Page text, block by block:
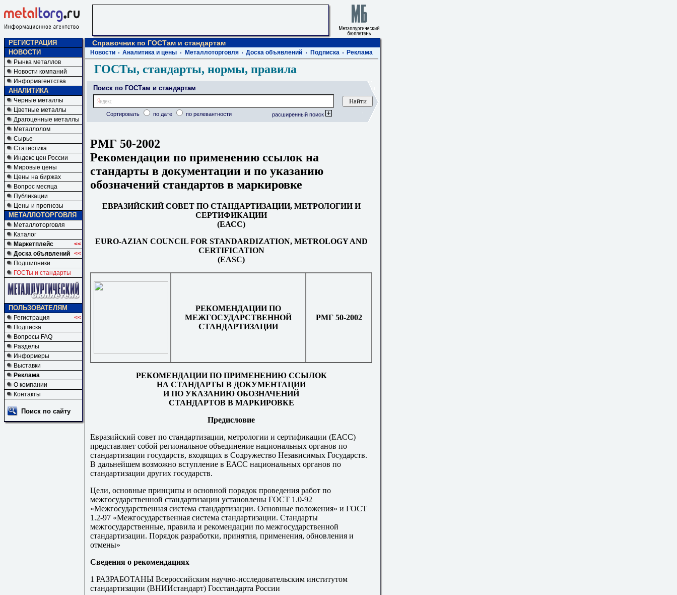
РЕГИСТРАЦИЯ
НОВОСТИ
Рынка металлов
Новости компаний
Информагентства
АНАЛИТИКА
Черные металлы
Цветные металлы
Драгоценные металлы
Металлолом
Сырье
Статистика
Индекс цен России
Мировые цены
Цены на биржах
Вопрос месяца
Публикации
Цены и прогнозы
МЕТАЛЛОТОРГОВЛЯ
Металлоторговля
Каталог
Маркетплейс
<<
Доска объявлений <<
Подшипники
ГОСТы и стандарты
ПОЛЬЗОВАТЕЛЯМ
Регистрация
<<
Подписка
Вопросы FAQ
Разделы
Информеры
Выставки
Реклама
О компании
Контакты
Поиск по сайту
Справочник по ГОСТам и стандартам
Новости Аналитика и цены Металлоторговля Доска объявлений Подписка Реклама
ГОСТы, стандарты, нормы, правила
Поиск по ГОСТам и стандартам
Сортировать по дате по релевантности расширенный поиск
РМГ 50-2002
Рекомендации по применению ссылок на
стандарты в документации и по указанию
обозначений стандартов в маркировке
ЕВРАЗИЙСКИЙ СОВЕТ ПО СТАНДАРТИЗАЦИИ, МЕТРОЛОГИИ И
СЕРТИФИКАЦИИ
(ЕАСС)
EURO-AZIAN COUNCIL FOR STANDARDIZATION, METROLOGY AND
CERTIFICATION
(EASC)
РЕКОМЕНДАЦИИ ПО
МЕЖГОСУДАРСТВЕННОЙ
СТАНДАРТИЗАЦИИ
РМГ 50-2002
РЕКОМЕНДАЦИИ ПО ПРИМЕНЕНИЮ ССЫЛОК
НА СТАНДАРТЫ В ДОКУМЕНТАЦИИ
И ПО УКАЗАНИЮ ОБОЗНАЧЕНИЙ
СТАНДАРТОВ В МАРКИРОВКЕ
Предисловие
Евразийский совет по стандартизации, метрологии и сертификации (ЕАСС)
представляет собой региональное объединение национальных органов по
стандартизации государств, входящих в Содружество Независимых Государств.
В дальнейшем возможно вступление в ЕАСС национальных органов по
стандартизации других государств.
Цели, основные принципы и основной порядок проведения работ по
межгосударственной стандартизации установлены ГОСТ 1.0-92
«Межгосударственная система стандартизации. Основные положения» и ГОСТ
1.2-97 «Межгосударственная система стандартизации. Стандарты
межгосударственные, правила и рекомендации по межгосударственной
стандартизации. Порядок разработки, принятия, применения, обновления и
отмены»
Сведения о рекомендациях
1 РАЗРАБОТАНЫ Всероссийским научно-исследовательским институтом
стандартизации (ВНИИстандарт) Госстандарта России